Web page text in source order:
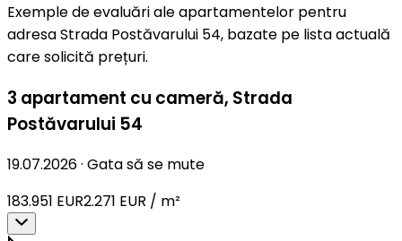
Exemple de evaluări ale apartamentelor pentru
adresa Strada Postăvarului 54, bazate pe lista actuală
care solicită prețuri.
3 apartament cu cameră, Strada
Postăvarului 54
19.07.2026· Gata să se mute
183.951 EUR2.271 EUR / m²